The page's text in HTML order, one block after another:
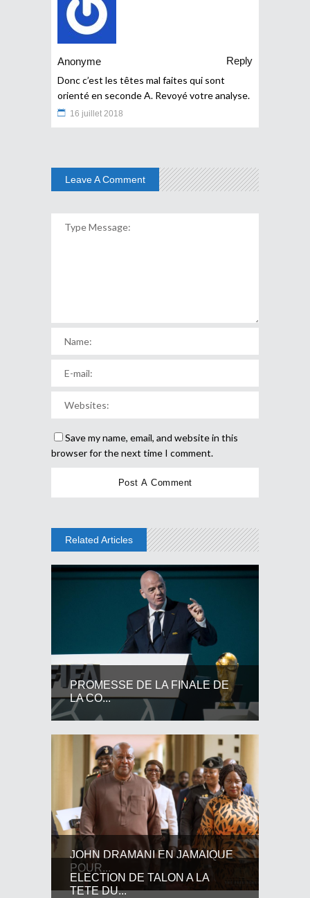
Anonyme
Reply
Donc c’est les têtes mal faites qui sont
orienté en seconde A. Revoyé votre analyse.
16 juillet 2018
Leave A Comment
Save my name, email, and website in this
browser for the next time I comment.
Related Articles
PROMESSE DE LA FINALE DE
LA CO...
JOHN DRAMANI EN JAMAIQUE
POUR...
ELECTION DE TALON A LA
TETE DU...